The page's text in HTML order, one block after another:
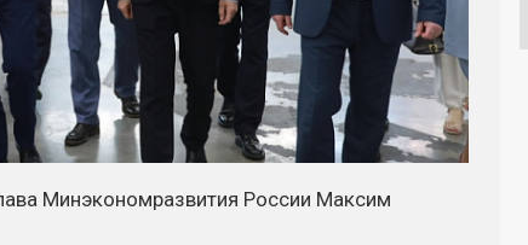
Минэкономразвития России Максим